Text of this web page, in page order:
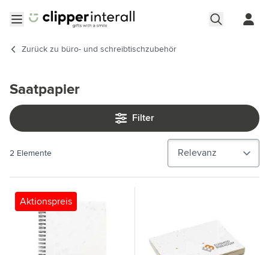
Zurück zu büro- und schreibtischzubehör
Saatpapier
Filter
2 Elemente
Aktionspreis